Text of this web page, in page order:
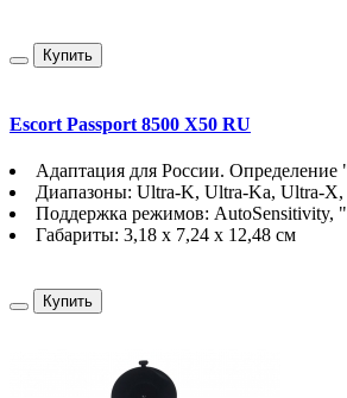
Купить
Escort Passport 8500 X50 RU
Адаптация для России. Определение
Диапазоны: Ultra-K, Ultra-Ka, Ultra-X,
Поддержка режимов: AutoSensitivity,
Габариты: 3,18 x 7,24 x 12,48 см
Купить